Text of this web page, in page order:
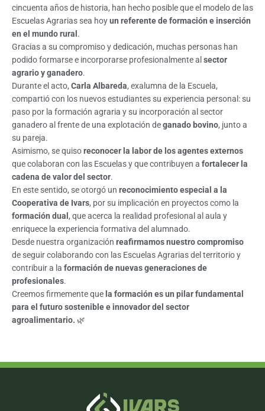
cincuenta años de historia, han hecho posible que el modelo de las
Escuelas Agrarias sea hoyun referente de formación e inserción
en el mundo rural .
Gracias a su compromiso y dedicación, muchas personas han
podido formarse e incorporarse profesionalmente al sector
agrario y ganadero.
Durante el acto, Carla Albareda, exalumna de la Escuela,
compartió con los nuevos estudiantes su experiencia personal: su
paso por la formación agraria y su incorporación al sector
ganadero al frente de una explotación deganado bovino, junto a
su pareja.
Asimismo, se quisoreconocer la labor de los agentes externos
que colaboran con las Escuelas y que contribuyen a fortalecer la
cadena de valor del sector.
En este sentido, se otorgó un reconocimiento especial a la
Cooperativa de Ivars, por su implicación en proyectos como la
formación dual , que acerca la realidad profesional al aula y
enriquece la experiencia formativa del alumnado.
Desde nuestra organización reafirmamos nuestro compromiso
de seguir colaborando con las Escuelas Agrarias del territorio y
contribuir a la formación de nuevas generaciones de
profesionales.
Creemos firmemente que la formación es un pilar fundamental
para el futuro sostenible e innovador del sector
agroalimentario. 🌿